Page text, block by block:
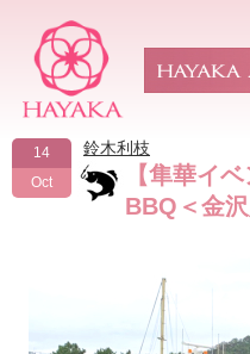
14
Oct
鈴木利枝
【隼華イ
BBQ＜金